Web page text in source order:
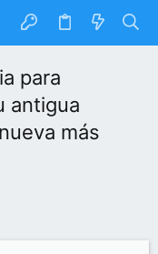
para
antigua
más